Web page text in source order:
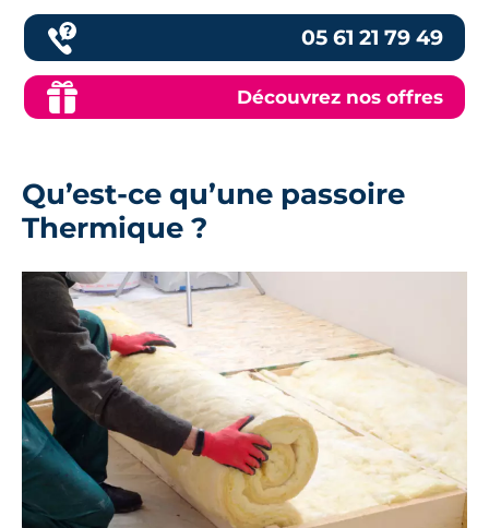
05 61 21 79 49
Découvrez nos offres
Qu’est-ce qu’une passoire
Thermique ?